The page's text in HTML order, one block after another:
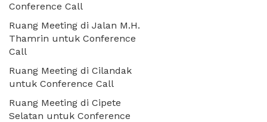
Conference Call
Ruang Meeting di Jalan M.H.
Thamrin untuk Conference
Call
Ruang Meeting di Cilandak
untuk Conference Call
Ruang Meeting di Cipete
Selatan untuk Conference